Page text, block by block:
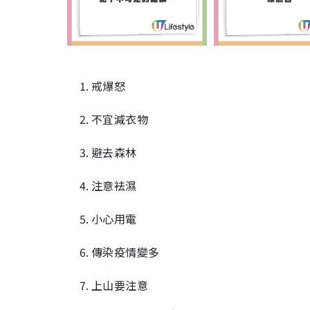
戒爆怒
不宜減衣物
避去森林
注意袪濕
小心用電
傳染疫情變多
上山要注意